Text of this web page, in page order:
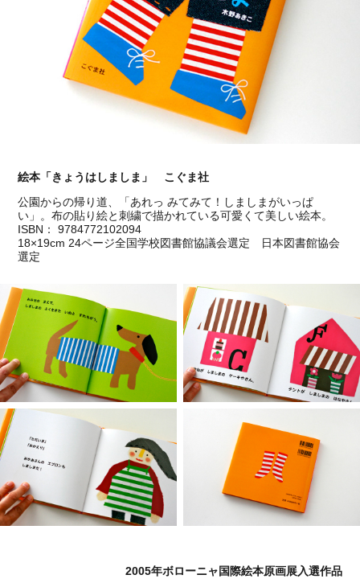
絵本「きょうはしましま」 こぐま社
公園からの帰り道、「あれっ みてみて！しましまがいっぱ
い」。布の貼り絵と刺繍で描かれている可愛くて美しい絵本。
ISBN： 9784772102094
18×19cm 24ページ全国学校図書館協議会選定 日本図書館協会
選定
2005年ボローニャ国際絵本原画展入選作品